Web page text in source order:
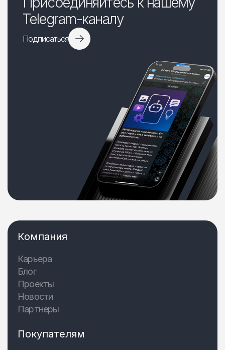
Telegram-каналу
Подписаться
Компания
Карьера
Блог
Проекты
Новости
Партнеры
Покупателям